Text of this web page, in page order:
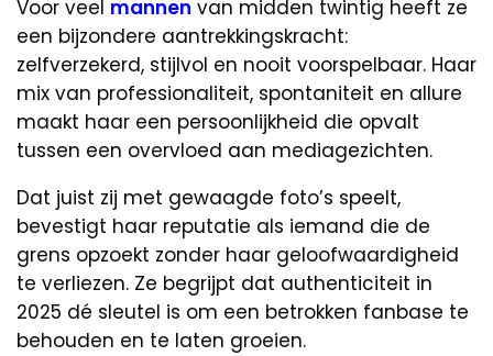
Voor veel mannen van midden twintig heeft ze
een bijzondere aantrekkingskracht:
zelfverzekerd, stijlvol en nooit voorspelbaar. Haar
mix van professionaliteit, spontaniteit en allure
maakt haar een persoonlijkheid die opvalt
tussen een overvloed aan mediagezichten.
Dat juist zij met gewaagde foto’s speelt,
bevestigt haar reputatie als iemand die de
grens opzoekt zonder haar geloofwaardigheid
te verliezen. Ze begrijpt dat authenticiteit in
2025 dé sleutel is om een betrokken fanbase te
behouden en te laten groeien.